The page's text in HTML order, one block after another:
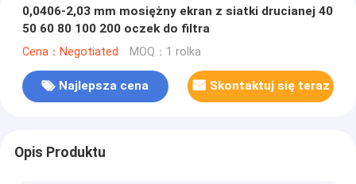
0,0406-2,03 mm mosiężny ekran z siatki drucianej 40
50 60 80 100 200 oczek do filtra
Cena：Negotiated MOQ：1 rolka
Najlepsza cena Skontaktuj się teraz
Opis Produktu